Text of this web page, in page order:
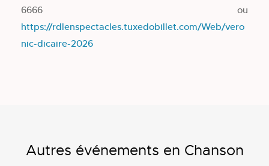
6666 ou
https://rdlenspectacles.tuxedobillet.com/Web/vero
nic-dicaire-2026
Autres événements en Chanson